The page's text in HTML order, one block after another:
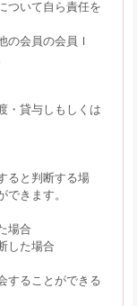
ついて自ら責任を
会員の会員Ｉ
・貸与しもしくは
ると判断する場
きます。
場合
した場合
することができる